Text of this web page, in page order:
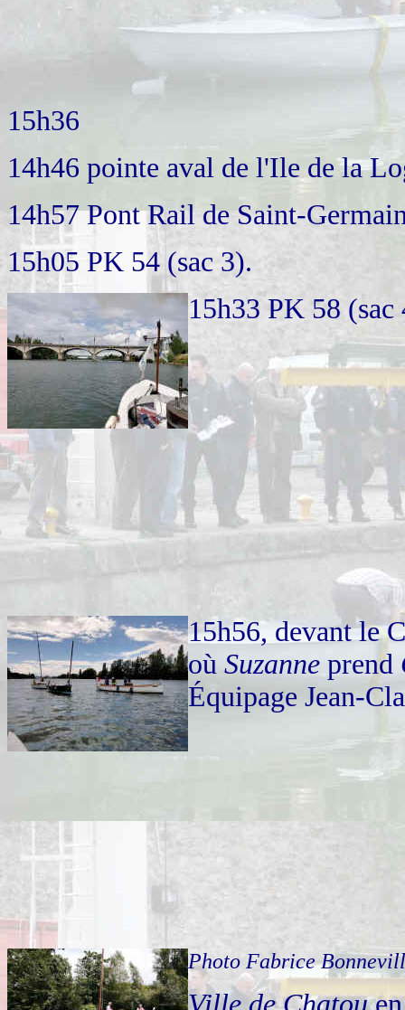
15h36
14h46 pointe aval de l'Ile de la
14h57 Pont Rail de Saint-
15h05 PK 54 (sac 3).
15h33 PK 58
15h56, devant le
où Suzanne prend
Équipage Jean-
Photo Fabrice